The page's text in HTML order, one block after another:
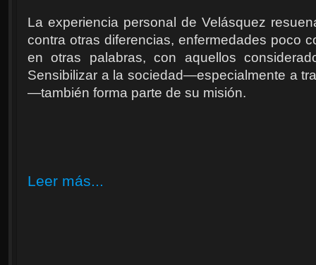
La experiencia personal de Velásquez
contra otras diferencias, enfermedades poco
en otras palabras, con aquellos
Sensibilizar a la sociedad—especialmente a
—también forma parte de su misión.
Leer más...